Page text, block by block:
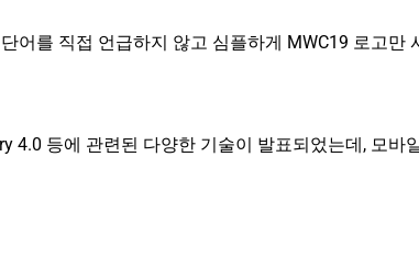
어를 직접 언급하지 않고 심플하게 MWC19 로고만
4.0 등에 관련된 다양한 기술이 발표되었는데, 모